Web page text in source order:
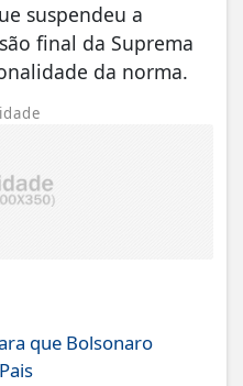
suspendeu a
final da Suprema
da norma.
que Bolsonaro